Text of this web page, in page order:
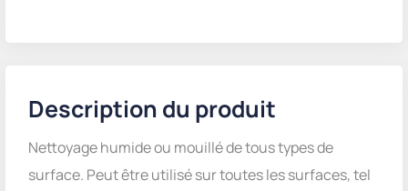
Description du produit
Nettoyage humide ou mouillé de tous types de
surface. Peut être utilisé sur toutes les surfaces, tel